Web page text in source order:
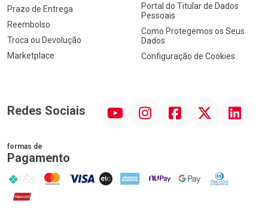
Prazo de Entrega
Reembolso
Troca ou Devolução
Marketplace
Portal do Titular de Dados
Pessoais
Como Protegemos os Seus
Dados
Configuração de Cookies
Redes Sociais InstagramFacebook Linkedin
formas de
Pagamento
PIX MasterCard
VISA ELO AMEX NuPay Google PayDiners Club
Hipercard